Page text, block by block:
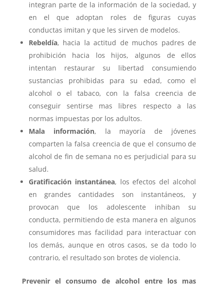
integran parte de la información de la sociedad, y
en el que adoptan roles de figuras cuyas
conductas imitan y que les sirven de modelos.
Rebeldía, hacia la actitud de muchos padres de
prohibición hacia los hijos, algunos de ellos
intentan restaurar su libertad consumiendo
sustancias prohibidas para su edad, como el
alcohol o el tabaco, con la falsa creencia de
conseguir sentirse mas libres respecto a las
normas impuestas por los adultos.
Mala información, la mayoría de jóvenes
comparten la falsa creencia de que el consumo de
alcohol de fin de semana no es perjudicial para su
salud.
Gratificación instantánea, los efectos del alcohol
en grandes cantidades son instantáneos, y
provocan que los adolescente inhiban su
conducta, permitiendo de esta manera en algunos
consumidores mas facilidad para interactuar con
los demás, aunque en otros casos, se da todo lo
contrario, el resultado son brotes de violencia.
Prevenir el consumo de alcohol entre los mas